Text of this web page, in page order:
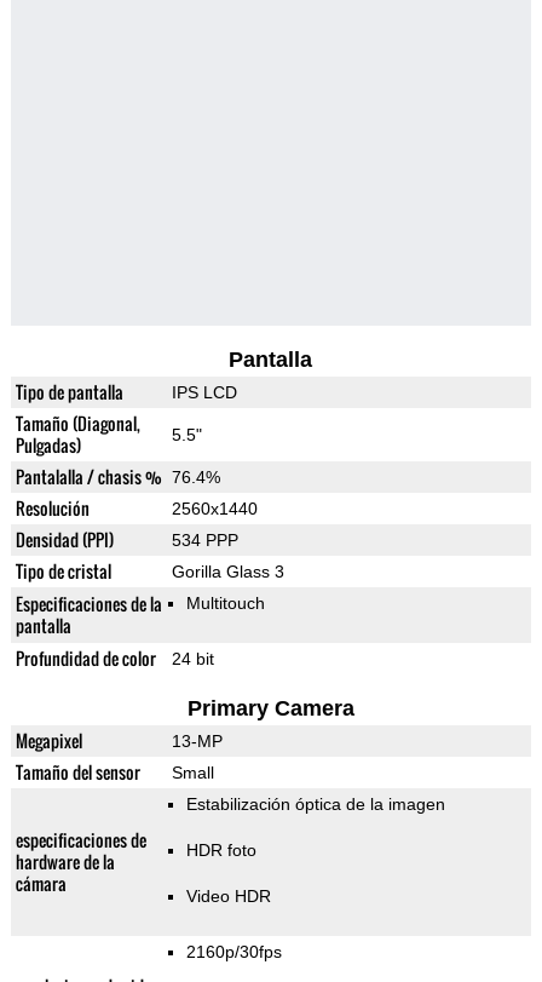
Pantalla
Tipo de pantalla IPS LCD
Tamaño (Diagonal,
Pulgadas)
5.5"
Pantalalla / chasis % 76.4%
Resolución 2560x1440
Densidad (PPI) 534 PPP
Tipo de cristal Gorilla Glass 3
Especificaciones de la
pantalla
Multitouch
Profundidad de color 24 bit
Primary Camera
Megapixel 13-MP
Tamaño del sensor Small
especificaciones de
hardware de la
cámara
Estabilización óptica de la imagen
HDR foto
Video HDR
2160p/30fps